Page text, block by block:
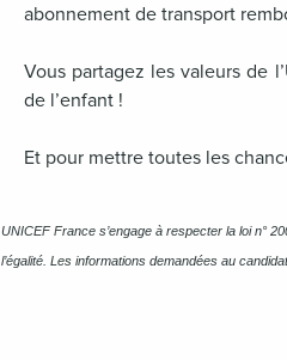
abonnement de transport
Vous partagez les valeurs de
de l’enfant !
Et pour mettre toutes les
UNICEF France s’engage à respecter la loi n°
l’égalité. Les informations demandées au